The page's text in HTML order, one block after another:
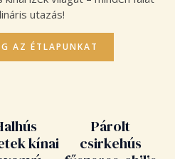
utazás!
AZ ÉTLAPUNKAT
kínai
Párolt
csirkehús